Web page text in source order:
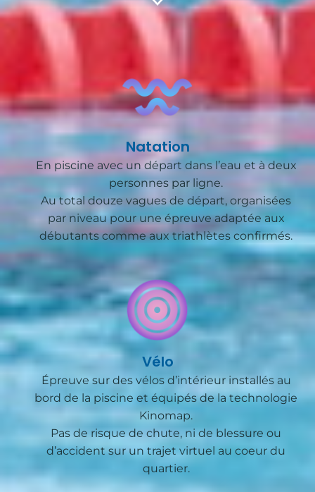
L'ÉQUIPE
NOS PARTENAIRES
COURSE À PIED
TRIATHLON
NOS ACTUS
SUPER SPRINT
Natation
En piscine avec un départ dans l’eau et à deux
personnes par ligne.
Au total douze vagues de départ, organisées
par niveau pour une épreuve adaptée aux
débutants comme aux triathlètes confirmés.
Vélo
Épreuve sur des vélos d’intérieur installés au
bord de la piscine et équipés de la technologie
Kinomap.
Pas de risque de chute, ni de blessure ou
d’accident sur un trajet virtuel au coeur du
quartier.